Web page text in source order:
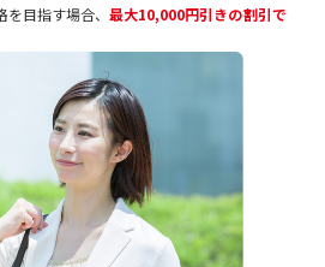
目指す場合、 最大10,000円引きの割引で